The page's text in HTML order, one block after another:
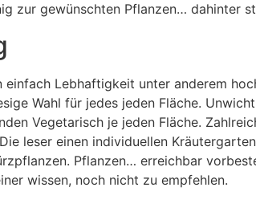
zur gewünschten Pflanzen… dahinter
Lebhaftigkeit unter anderem
Wahl für jedes jeden Fläche.
Vegetarisch je jeden Fläche.
leser einen individuellen
Pflanzen… erreichbar
wissen, noch nicht zu empfehlen.